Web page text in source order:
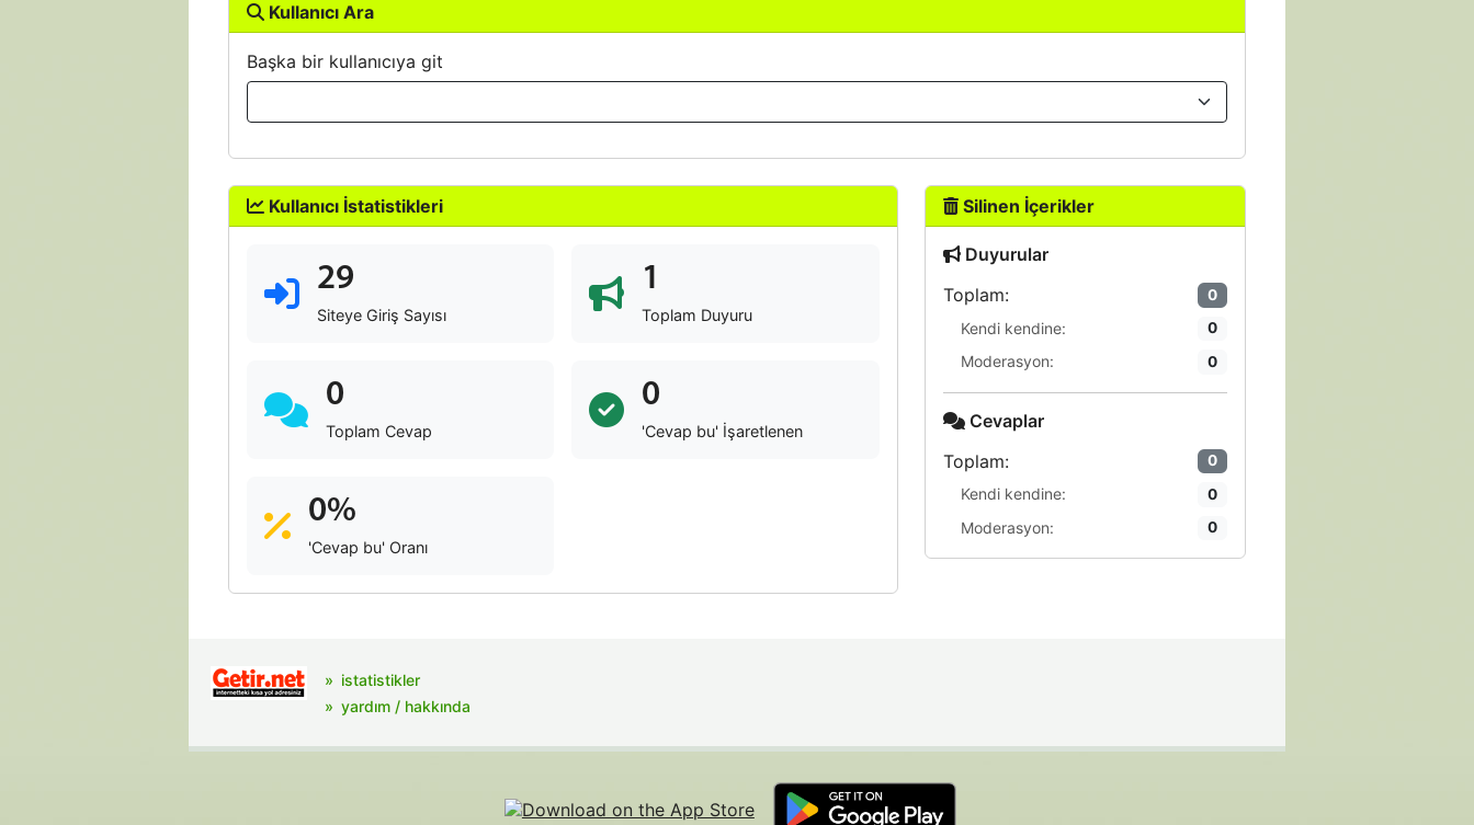
Kullanıcı Ara
Başka bir kullanıcıya git
Kullanıcı İstatistikleri
29
Siteye Giriş Sayısı
1
Toplam Duyuru
0
Toplam Cevap
0
'Cevap bu' İşaretlenen
0%
'Cevap bu' Oranı
Silinen İçerikler
Duyurular
Toplam:
0
Kendi kendine: 0
Moderasyon: 0
Cevaplar
Toplam:
0
Kendi kendine: 0
Moderasyon: 0
istatistikler
yardım / hakkında